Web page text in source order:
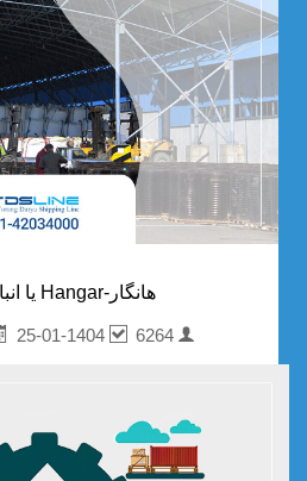
هانگار-Hangar یا انبار سرپوشیده
mirsaberi mahdi
25-01-1404 6264